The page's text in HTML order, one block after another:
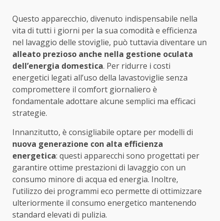
Questo apparecchio, divenuto indispensabile nella
vita di tutti i giorni per la sua comodità e efficienza
nel lavaggio delle stoviglie, può tuttavia diventare un
alleato prezioso anche nella gestione oculata
dell’energia domestica. Per ridurre i costi
energetici legati all’uso della lavastoviglie senza
compromettere il comfort giornaliero è
fondamentale adottare alcune semplici ma efficaci
strategie.
Innanzitutto, è consigliabile optare per modelli di
nuova generazione con alta efficienza
energetica: questi apparecchi sono progettati per
garantire ottime prestazioni di lavaggio con un
consumo minore di acqua ed energia. Inoltre,
l’utilizzo dei programmi eco permette di ottimizzare
ulteriormente il consumo energetico mantenendo
standard elevati di pulizia.